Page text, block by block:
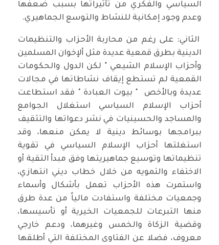
السياسي والفكري من تأثيراتها بسبب ضعفها
وعدم وجود إمكانية للنشاط والتوسع الجماهيري.
الثاني: على رغم من محاربة الأحزاب والتنظيمات
الدينية بطرق قمعية عديدة مثل ألإخوان المسلمين
وأحزاب الإسلام الشيعي " لكن الدول والحكومات
القمعية لم تستطع إيقاف نشاطاتها في مجالات
عديدة وبالأخص " بيوت العبادة " فقد استطاعت
أحزاب الإسلام السياسي استغلال الجوامع
والمساجد والحسينيات في نشر دعواتها والتثقيف
ببرامجها بوسائط دينية لا يمكن منعها، وقد
استغلتها أحزاب الإسلام السياسي في تقوية
تنظيماتها وتوسيع جماهيريتها وفق مبدأ التقية أو
الاختفاء والتمويه من خلال خطاب ديني انتهازي،
واستمرت هذه الأحزاب تعمل بأشكال وأسماء
وجمعيات مختلفة واستفادت مالياً من عدة طرق
منها التبرعات للجمعيات الخيرية أو تأسيسها،
وقضية الزكاة والخمس وغيرهما، ودعم خارجي
معروف، فضلا عن الفتاوى المختلفة التي أطلقها